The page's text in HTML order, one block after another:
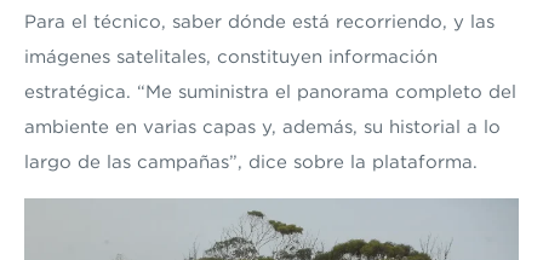
Para el técnico, saber dónde está recorriendo, y las
imágenes satelitales, constituyen información
estratégica. “Me suministra el panorama completo del
ambiente en varias capas y, además, su historial a lo
largo de las campañas”, dice sobre la plataforma.